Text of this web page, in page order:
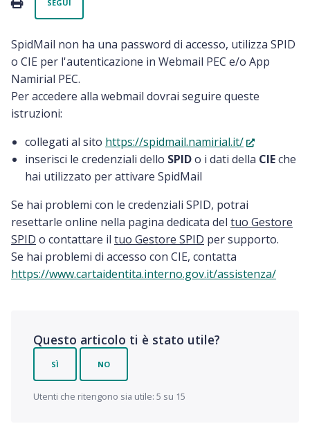
SEGUI
SpidMail non ha una password di accesso, utilizza SPID
o CIE per l'autenticazione in Webmail PEC e/o App
Namirial PEC.
Per accedere alla webmail dovrai seguire queste
istruzioni:
collegati al sito https://spidmail.namirial.it/
inserisci le credenziali dello SPIDo i dati della CIEche
hai utilizzato per attivare SpidMail
Se hai problemi con le credenziali SPID, potrai
resettarle online nella pagina dedicata del tuo Gestore
SPID o contattare il tuo Gestore SPID per supporto.
Se hai problemi di accesso con CIE, contatta
https://www.cartaidentita.interno.gov.it/assistenza/
Questo articolo ti è stato utile?
SÌ NO
Utenti che ritengono sia utile: 5 su 15